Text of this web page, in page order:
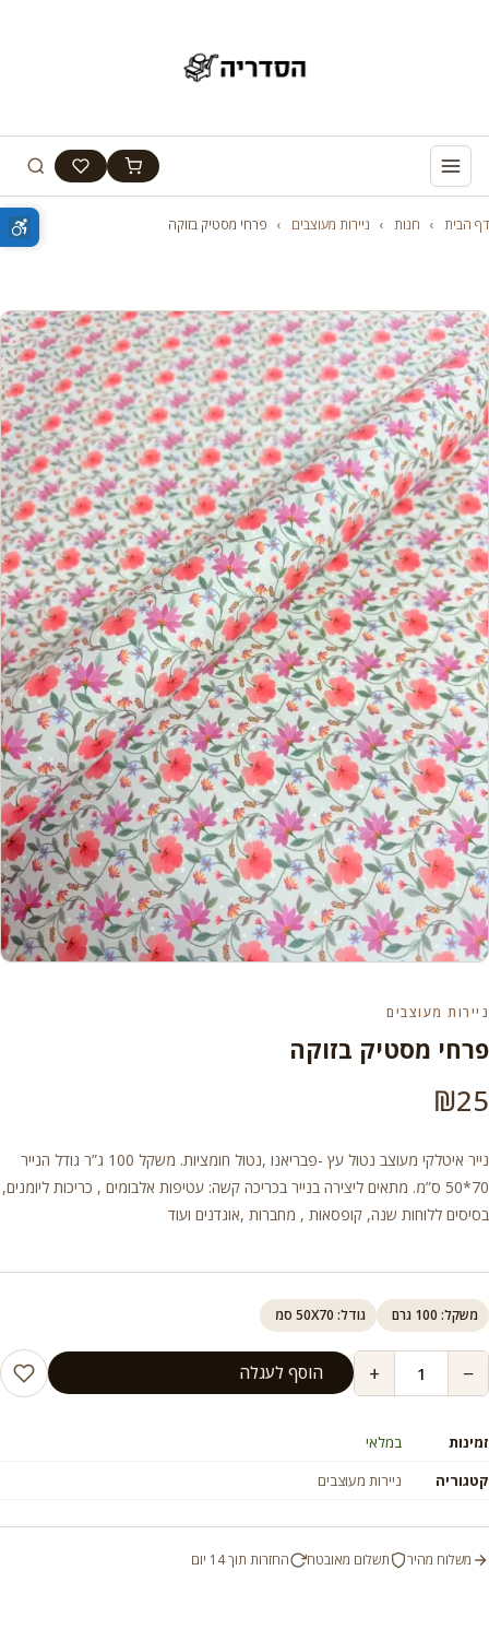
דף הבית › חנות › ניירות מעוצבים › פרחי מסטיק בזוקה
ניירות מעוצבים
פרחי מסטיק בזוקה
₪25
נייר איטלקי מעוצב נטול עץ -פבריאנו ,נטול חומציות. משקל 100 ג”ר גודל הנייר
70*50 ס”מ. מתאים ליצירה בנייר בכריכה קשה: עטיפות אלבומים , כריכות ליומנים,
בסיסים ללוחות שנה, קופסאות , מחברות ,אוגדנים ועוד
משקל: 100 גרם גודל: 50X70 סמ
−
+ הוסף לעגלה
זמינות
במלאי
קטגוריה
ניירות מעוצבים
משלוח מהיר תשלום מאובטח החזרות תוך 14 יום